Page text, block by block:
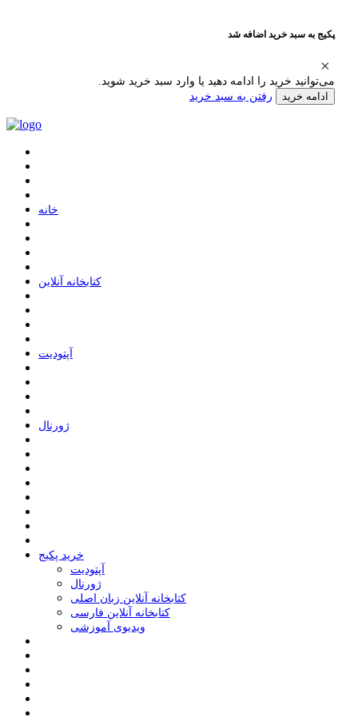
پکیج به سبد خرید اضافه شد
می‌توانید خرید را ادامه دهید یا وارد سبد خرید شوید.
ادامه خرید رفتن به سبد خرید
ﺧﺎﻧﻪ
ﮐﺘﺎﺑﺨﺎﻧﻪ ﺁﻧﻼﯾﻦ
ﺁﭘﺘﻮﺩﯾﺖ
ﮊﻭﺭﻧﺎﻝ
خرید پکیج
ﺁﭘﺘﻮﺩﯾﺖ
ﮊﻭﺭﻧﺎﻝ
کتابخانه آنلاین زبان اصلی
کتابخانه آنلاین فارسی
ویدیوی آموزشی